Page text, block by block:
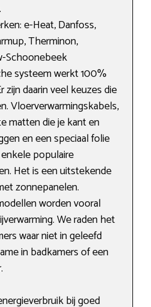
e-Heat, Danfoss,
Therminon,
Schoonebeek
systeem werkt 100%
zijn daarin veel keuzes die
Vloerverwarmingskabels,
matten die je kant en
en een speciaal folie
populaire
Het is een uitstekende
zonnepanelen.
worden vooral
We raden het
waar niet in geleefd
in badkamers of een
bij goed